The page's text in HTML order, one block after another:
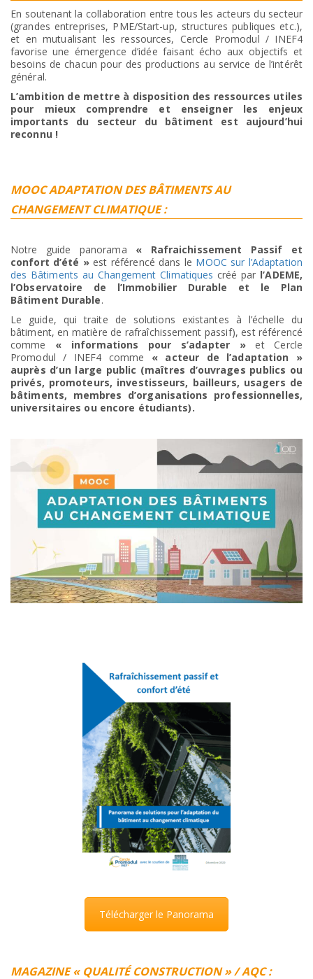
En soutenant la collaboration entre tous les acteurs du secteur
(grandes entreprises, PME/Start-up, structures publiques etc.),
et en mutualisant les ressources, Cercle Promodul / INEF4
favorise une émergence d’idée faisant écho aux objectifs et
besoins de chacun pour des productions au service de l’intérêt
général.
L’ambition de mettre à disposition des ressources utiles
pour mieux comprendre et enseigner les enjeux
importants du secteur du bâtiment est aujourd’hui
reconnu !
MOOC ADAPTATION DES BÂTIMENTS AU
CHANGEMENT CLIMATIQUE:
Notre guide panorama « Rafraichissement Passif et
confort d’été » est référencé dans le MOOC sur l’Adaptation
des Bâtiments au Changement Climatiques créé par l’ADEME,
l’Observatoire de l’Immobilier Durable et le Plan
Bâtiment Durable.
Le guide, qui traite de solutions existantes à l’échelle du
bâtiment, en matière de rafraîchissement passif), est référencé
comme « informations pour s’adapter »et Cercle
Promodul / INEF4 comme « acteur de l’adaptation »
auprès d’un large public (maîtres d’ouvrages publics ou
privés, promoteurs, investisseurs, bailleurs, usagers de
bâtiments, membres d’organisations professionnelles,
universitaires ou encore étudiants).
Télécharger le Panorama
MAGAZINE « QUALITÉ CONSTRUCTION » /AQC :